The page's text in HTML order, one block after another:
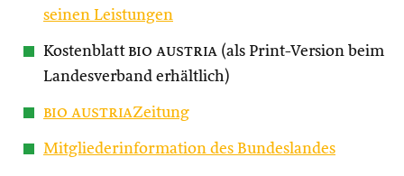
seinen Leistungen
Kostenblatt bio austria (als Print-Version beim
Landesverband erhältlich)
bio austriaZeitung
Mitgliederinformation des Bundeslandes